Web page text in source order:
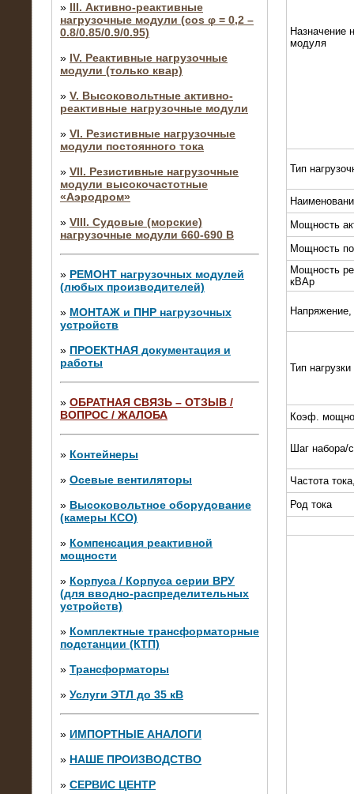
» III. Активно-реактивные
нагрузочные модули (cos φ = 0,2 –
0.8/0.85/0.9/0.95)
» IV. Реактивные нагрузочные
модули (только квар)
» V. Высоковольтные активно-
реактивные нагрузочные модули
» VI. Резистивные нагрузочные
модули постоянного тока
» VII. Резистивные нагрузочные
модули высокочастотные
«Аэродром»
» VIII. Судовые (морские)
нагрузочные модули 660-690 В
» РЕМОНТ нагрузочных модулей
(любых производителей)
» МОНТАЖ и ПНР нагрузочных
устройств
» ПРОЕКТНАЯ документация и
работы
» ОБРАТНАЯ СВЯЗЬ – ОТЗЫВ /
ВОПРОС / ЖАЛОБА
» Контейнеры
» Осевые вентиляторы
» Высоковольтное оборудование
(камеры КСО)
» Компенсация реактивной
мощности
» Корпуса / Корпуса серии ВРУ
(для вводно-распределительных
устройств)
» Комплектные трансформаторные
подстанции (КТП)
» Трансформаторы
» Услуги ЭТЛ до 35 кВ
» ИМПОРТНЫЕ АНАЛОГИ
» НАШЕ ПРОИЗВОДСТВО
» СЕРВИС ЦЕНТР
10.04.2015
Аренда нагрузочного модуля 4 МВт,
10 кВ
28.02.2015
Нагрузочные модули 700 кВт (4
штуки)
Назначение
модуля
Тип
Мощность
Мощность
Мощность
кВАр
Тип нагрузки
Коэф.
Шаг набора/
Частота
Род тока